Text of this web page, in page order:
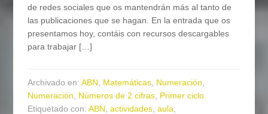
de redes sociales que os mantendrán más al tanto de
las publicaciones que se hagan. En la entrada que os
presentamos hoy, contáis con recursos descargables
para trabajar […]
Archivado en:ABN Matemáticas Numeración
Numeración
Números de 2 cifras Primer ciclo
Etiquetado con:ABN ,actividades ,aula